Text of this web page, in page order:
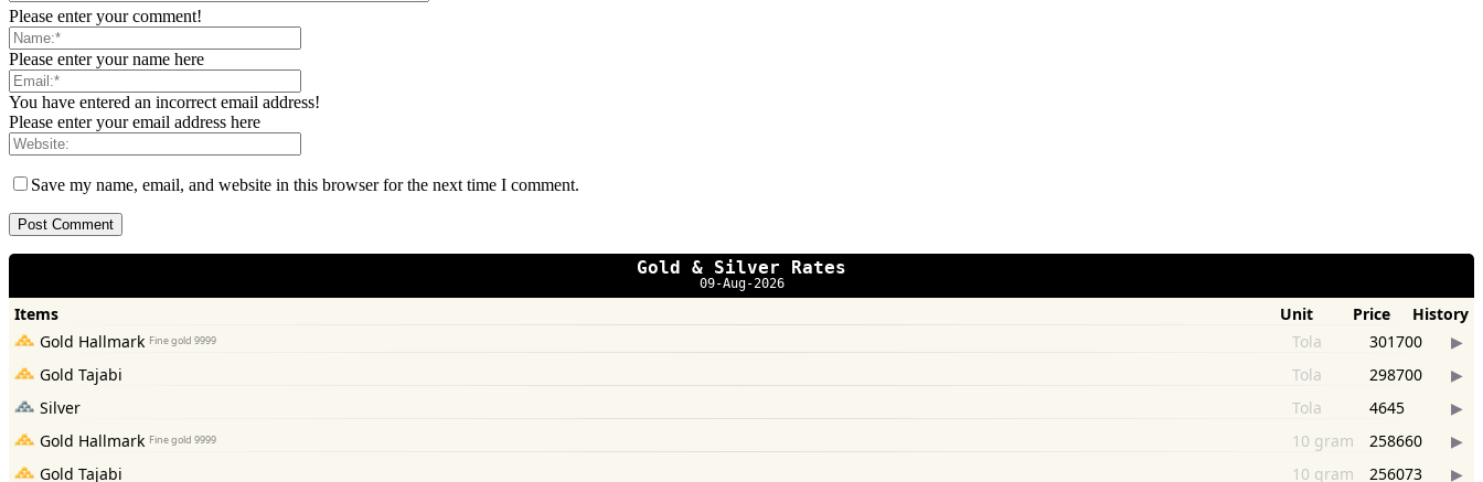
Please enter your comment!
Please enter your name here
You have entered an incorrect email address!
Please enter your email address here
Save my name, email, and website in this browser for the next time I comment.